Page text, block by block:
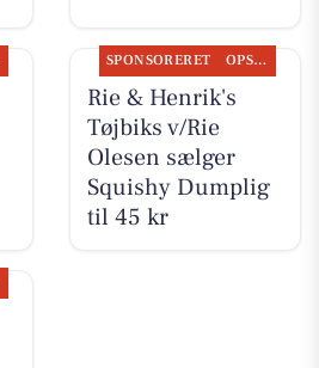
SPONSORERET OPSLAGSTAVLEN
Rie & Henrik's
Tøjbiks v/Rie
Olesen sælger
Squishy Dumplig
til 45 kr